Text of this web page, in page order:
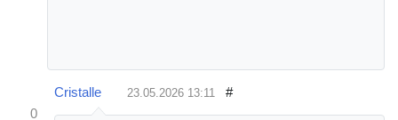
0
Cristalle 23.05.2026 13:11 #